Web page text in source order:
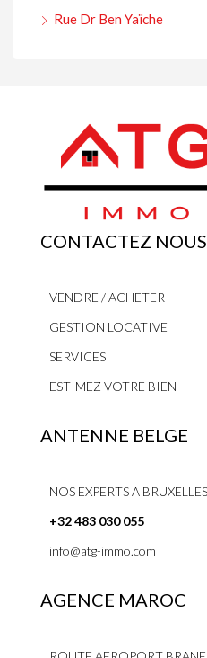
Rue Dr Ben Yaïche
CONTACTEZ
VENDRE / ACHETER
GESTION LOCATIVE
SERVICES
ESTIMEZ VOTRE BIEN
ANTENNE BELGE
NOS EXPERTS A BRUXELLES
+32 483 030 055
info@atg-immo.com
AGENCE MAROC